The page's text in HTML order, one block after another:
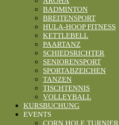
BADMINTON
BREITENSPORT
HULA-HOOP FITNESS
KETTLEBELL
PAARTANZ
SCHIEDSRICHTER
SENIORENSPORT
SPORTABZEICHEN
TANZEN
TISCHTENNIS
VOLLEYBALL
KURSBUCHUNG
EVENTS
CORN HOLE TURNIER